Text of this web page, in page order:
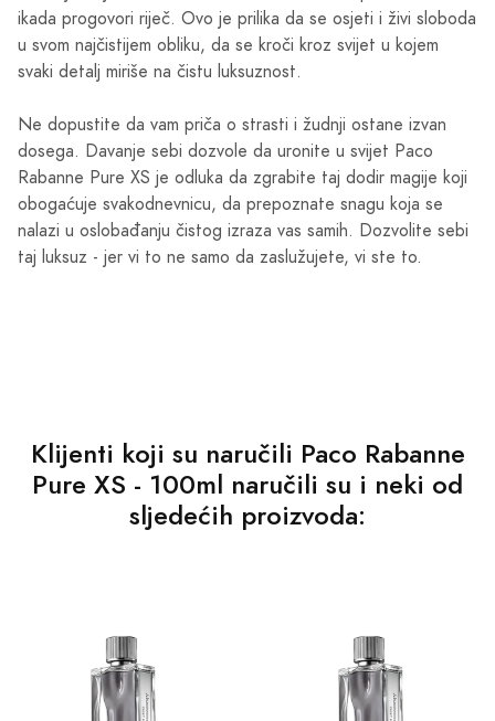
ikada progovori riječ. Ovo je prilika da se osjeti i živi sloboda
u svom najčistijem obliku, da se kroči kroz svijet u kojem
svaki detalj miriše na čistu luksuznost.
Ne dopustite da vam priča o strasti i žudnji ostane izvan
dosega. Davanje sebi dozvole da uronite u svijet Paco
Rabanne Pure XS je odluka da zgrabite taj dodir magije koji
obogaćuje svakodnevnicu, da prepoznate snagu koja se
nalazi u oslobađanju čistog izraza vas samih. Dozvolite sebi
taj luksuz - jer vi to ne samo da zaslužujete, vi ste to.
Klijenti koji su naručili Paco Rabanne
Pure XS - 100ml naručili su i neki od
sljedećih proizvoda: